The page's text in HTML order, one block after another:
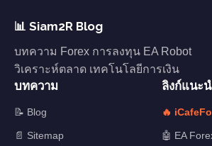
📊 Siam2R Blog
บทความ Forex การลงทุน EA Robot
วิเคราะห์ตลาด เทคโนโลยีการเงิน
บทความ
📝 Blog
📄 Sitemap
ลิงก์แนะ
🔥
🤖 EA